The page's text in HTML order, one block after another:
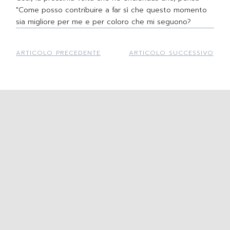
"Come posso contribuire a far sì che questo momento
sia migliore per me e per coloro che mi seguono?
ARTICOLO PRECEDENTE ARTICOLO SUCCESSIVO